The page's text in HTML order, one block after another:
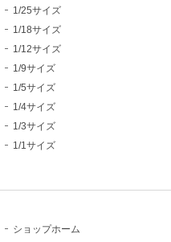
1/25サイズ
1/18サイズ
1/12サイズ
1/9サイズ
1/5サイズ
1/4サイズ
1/3サイズ
1/1サイズ
ショップホーム